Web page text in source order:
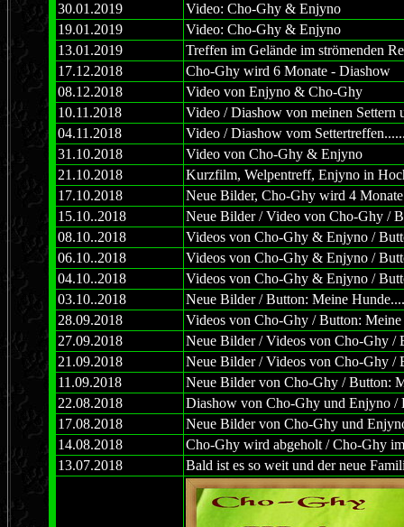
30.01.2019
Video: Cho-Ghy & Enjyno
19.01.2019
Video: Cho-Ghy & Enjyno
13.01.2019
Treffen im Gelände im strömenden
17.12.2018
Cho-Ghy wird 6 Monate - Diashow
08.12.2018
Video von Enjyno & Cho-Ghy
10.11.2018
Video / Diashow von meinen Settern
04.11.2018
Video / Diashow vom
31.10.2018
Video von Cho-Ghy & Enjyno
21.10.2018
Kurzfilm, Welpentreff, Enjyno in
17.10.2018
Neue Bilder, Cho-Ghy wird 4
15.10..2018
Neue Bilder / Video von Cho-Ghy /
08.10..2018
Videos von Cho-Ghy & Enjyno /
06.10..2018
Videos von Cho-Ghy & Enjyno /
04.10..2018
Videos von Cho-Ghy & Enjyno /
03.10..2018
Neue Bilder / Button: Meine
28.09.2018
Videos von Cho-Ghy / Button:
27.09.2018
Neue Bilder / Videos von Cho-Ghy /
21.09.2018
Neue Bilder / Videos von Cho-Ghy /
11.09.2018
Neue Bilder von Cho-Ghy / Button:
22.08.2018
Diashow von Cho-Ghy und Enjyno /
17.08.2018
Neue Bilder von Cho-Ghy und
14.08.2018
Cho-Ghy wird abgeholt / Cho-Ghy
13.07.2018
Bald ist es so weit und der neue